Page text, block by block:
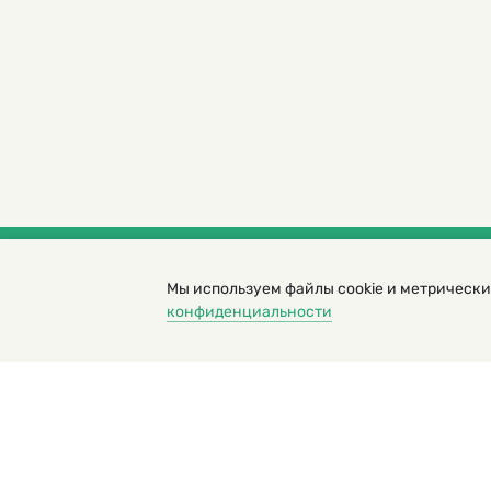
© 2000 – 2026. Кукумбер. Литературный
Копирование материалов возможно только с
Мы используем файлы cookie и
конфиденциальности